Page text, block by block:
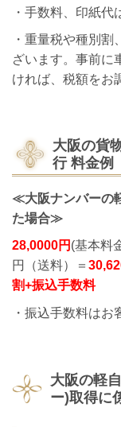
・手数料、印紙代
・重量税や種別
ざいます。事前に
ければ、税額をお
大阪の貨
行 料金例
≪大阪ナンバーの
た場合≫
28,0000円 (基本料
円（送料）＝
割+振込手数料
・振込手数料はお
大阪の軽
ー)取得に